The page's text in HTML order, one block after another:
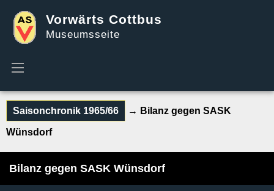
Vorwärts Cottbus
Museumsseite
Saisonchronik 1965/66 → Bilanz gegen SASK
Wünsdorf
Bilanz gegen SASK Wünsdorf